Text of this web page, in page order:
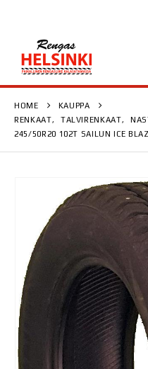
HOME
KAUPPA
RENKAAT, TALVIRENKAAT,
245/50R20 102T SAILUN ICE